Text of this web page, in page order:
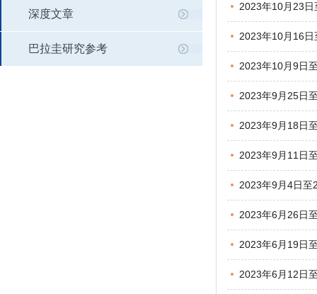
深度文章
巴拉圭研究参考
2023年10月23
2023年10月16
2023年10月9日
2023年9月25日
2023年9月18日
2023年9月11日
2023年9月4日至
2023年6月26日
2023年6月19日
2023年6月12日